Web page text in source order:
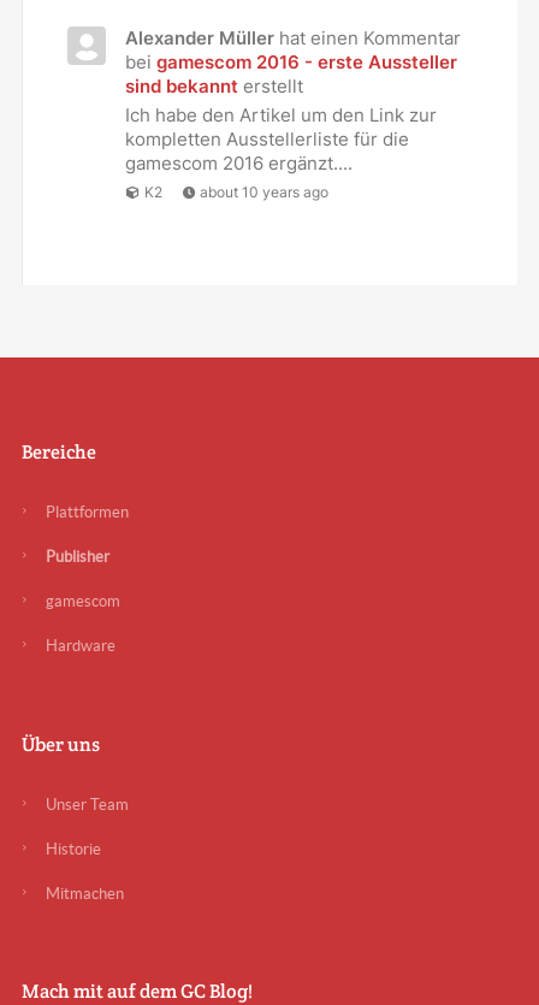
Alexander Müller hat einen Kommentar
beigamescom 2016 - erste Aussteller
sind bekannt erstellt
Ich habe den Artikel um den Link zur
kompletten Ausstellerliste für die
gamescom 2016 ergänzt....
K2 about 10 years ago
Bereiche
Plattformen
Publisher
gamescom
Hardware
Über uns
Unser Team
Historie
Mitmachen
Mach mit auf dem GC Blog!